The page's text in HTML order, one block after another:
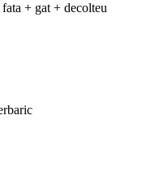
+ gat + decolteu